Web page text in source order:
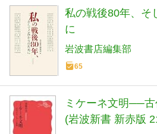
私の戦後80年、そ
に
岩波書店編集部
65
ミケーネ文明──古